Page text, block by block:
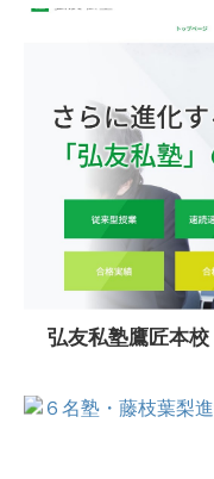
弘友私塾鷹匠本校